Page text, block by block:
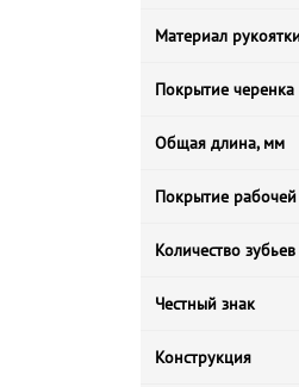
Материал
Покрытие черенка
Общая длина, мм
Покрытие рабочей
Количество зубьев
Честный знак
Конструкция